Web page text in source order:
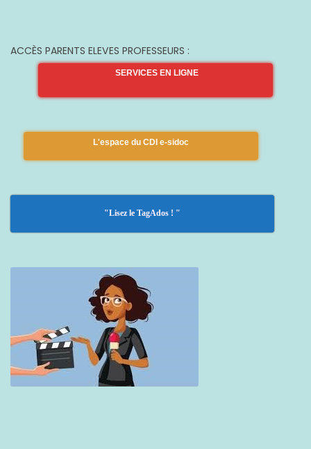
ACCÈS PARENTS ELEVES PROFESSEURS :
SERVICES EN LIGNE
L'espace du CDI e-sidoc
"Lisez le TagAdos ! "